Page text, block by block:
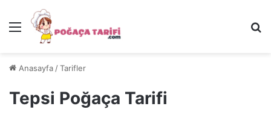
Menü
Anasayfa /Tarifler
Tepsi Poğaça Tarifi